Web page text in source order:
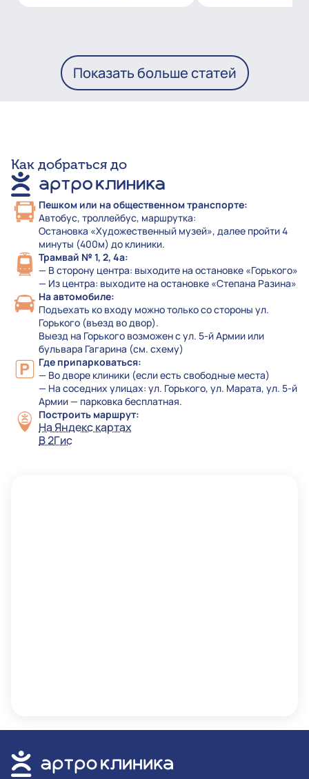
Показать больше статей
Как добраться до
Пешком или на общественном транспорте:
Автобус, троллейбус, маршрутка:
Остановка «Художественный музей», далее пройти 4
минуты (400м) до клиники.
Трамвай № 1, 2, 4а:
— В сторону центра: выходите на остановке «Горького»
— Из центра: выходите на остановке «Степана Разина»
На автомобиле:
Подъехать ко входу можно только со стороны ул.
Горького (въезд во двор).
Выезд на Горького возможен с ул. 5-й Армии или
бульвара Гагарина (см. схему)
Где припарковаться:
— Во дворе клиники (если есть свободные места)
— На соседних улицах: ул. Горького, ул. Марата, ул. 5-й
Армии — парковка бесплатная.
Построить маршрут:
На Яндекс картах
В 2Гис